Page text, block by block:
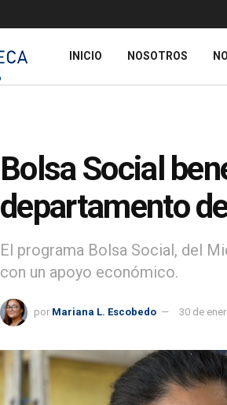
INICIO NOSOTROS
Bolsa Social
departamento
El programa Bolsa Social, del
con un apoyo económico.
por Mariana L. Escobedo 30 de